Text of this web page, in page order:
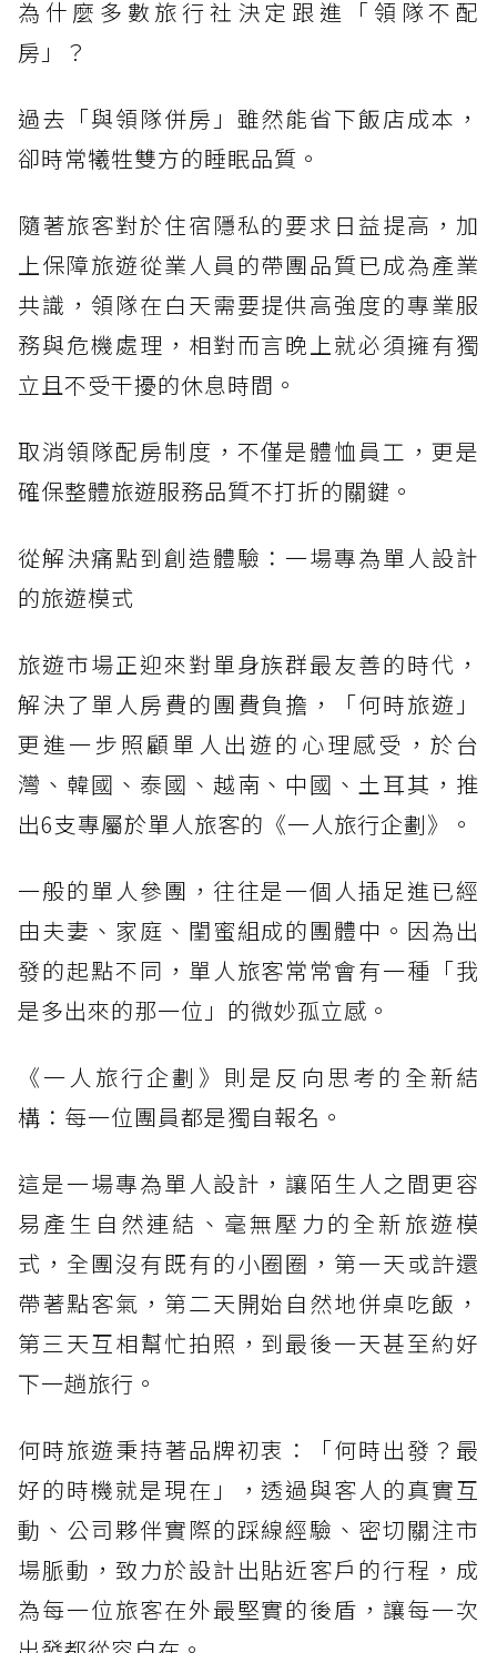
為什麼多數旅行社決定跟進「領隊不配
房」？
過去「與領隊併房」雖然能省下飯店成本，
卻時常犧牲雙方的睡眠品質。
隨著旅客對於住宿隱私的要求日益提高，加
上保障旅遊從業人員的帶團品質已成為產業
共識，領隊在白天需要提供高強度的專業服
務與危機處理，相對而言晚上就必須擁有獨
立且不受干擾的休息時間。
取消領隊配房制度，不僅是體恤員工，更是
確保整體旅遊服務品質不打折的關鍵。
從解決痛點到創造體驗：一場專為單人設計
的旅遊模式
旅遊市場正迎來對單身族群最友善的時代，
解決了單人房費的團費負擔，「何時旅遊」
更進一步照顧單人出遊的心理感受，於台
灣、韓國、泰國、越南、中國、土耳其，推
出6支專屬於單人旅客的《一人旅行企劃》。
一般的單人參團，往往是一個人插足進已經
由夫妻、家庭、閨蜜組成的團體中。因為出
發的起點不同，單人旅客常常會有一種「我
是多出來的那一位」的微妙孤立感。
《一人旅行企劃》則是反向思考的全新結
構：每一位團員都是獨自報名。
這是一場專為單人設計，讓陌生人之間更容
易產生自然連結、毫無壓力的全新旅遊模
式，全團沒有既有的小圈圈，第一天或許還
帶著點客氣，第二天開始自然地併桌吃飯，
第三天互相幫忙拍照，到最後一天甚至約好
下一趟旅行。
何時旅遊秉持著品牌初衷：「何時出發？最
好的時機就是現在」，透過與客人的真實互
動、公司夥伴實際的踩線經驗、密切關注市
場脈動，致力於設計出貼近客戶的行程，成
為每一位旅客在外最堅實的後盾，讓每一次